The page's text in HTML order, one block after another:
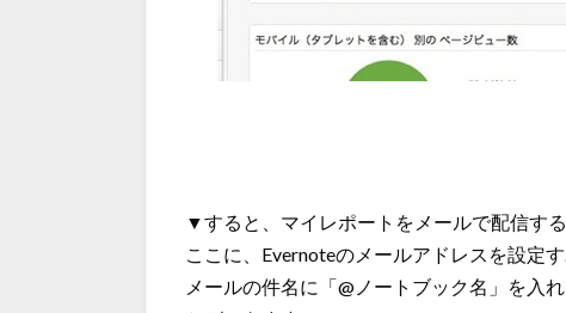
▼すると、マイレポートをメールで配信す
ここに、Evernoteのメールアドレスを設定
メールの件名に「@ノートブック名」を入